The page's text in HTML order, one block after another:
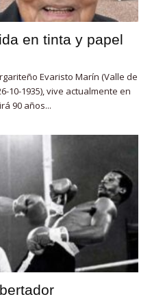
en tinta y papel
Evaristo Marín (Valle de
10-1935), vive actualmente en
90 años...